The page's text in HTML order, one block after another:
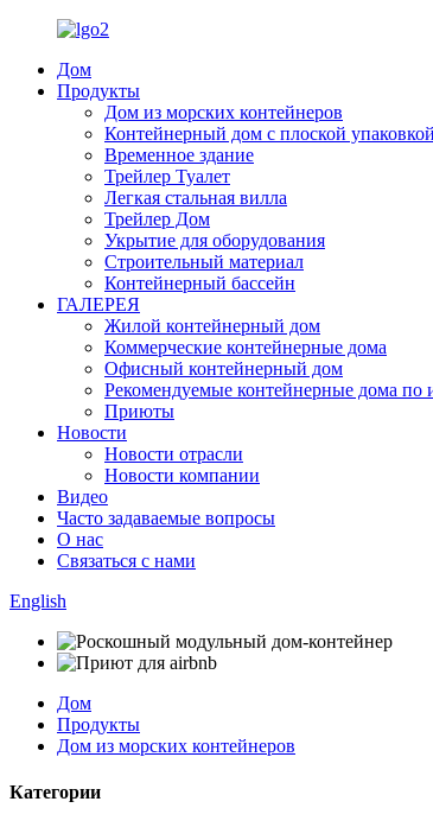
Дом
Продукты
Дом из морских контейнеров
Контейнерный дом с плоской упаковкой
Временное здание
Трейлер Туалет
Легкая стальная вилла
Трейлер Дом
Укрытие для оборудования
Строительный материал
Контейнерный бассейн
ГАЛЕРЕЯ
Жилой контейнерный дом
Коммерческие контейнерные дома
Офисный контейнерный дом
Рекомендуемые контейнерные дома по
Приюты
Новости
Новости отрасли
Новости компании
Видео
Часто задаваемые вопросы
О нас
Связаться с нами
English
Дом
Продукты
Дом из морских контейнеров
Категории